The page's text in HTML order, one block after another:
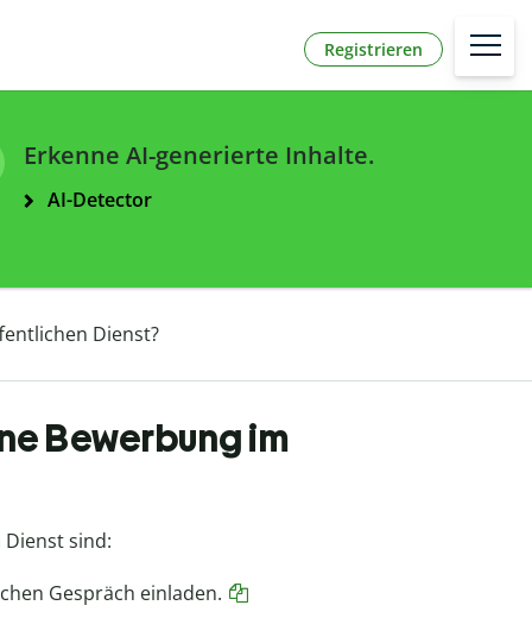
Registrieren
Erkenne AI-generierte Inhalte.
AI-Detector
Dienst?
Bewerbung im
sind:
Gespräch einladen.